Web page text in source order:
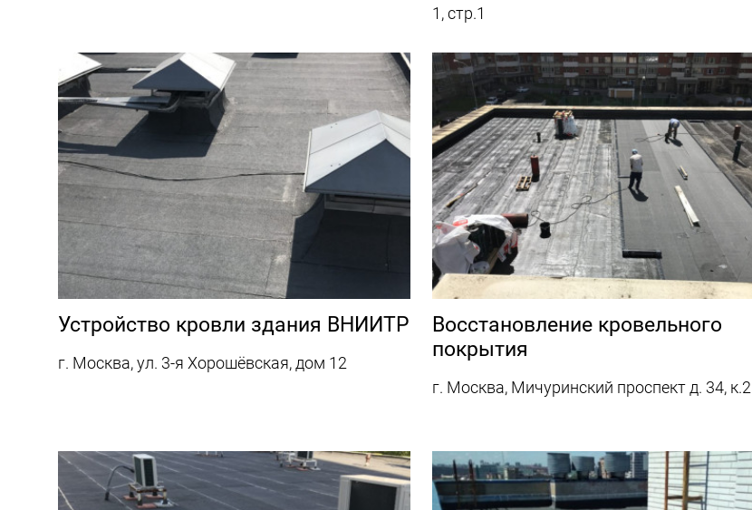
1, стр.1
Устройство кровли здания ВНИИТР
г. Москва, ул. 3-я Хорошёвская, дом 12
Восстановление кровельного
покрытия
г. Москва, Мичуринский проспект д. 34, к.2